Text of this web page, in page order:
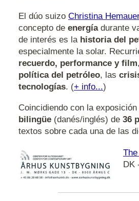
El dúo suizo Christina
concepto de energíadurante
de interés es la historia del
especialmente la solar.
recuerdo, performance y film
política del petróleo, las
tecnologías. (+ info...)
Coincidiendo con la
bilingüe (danés/inglés) de 36
textos sobre cada una de las
DK